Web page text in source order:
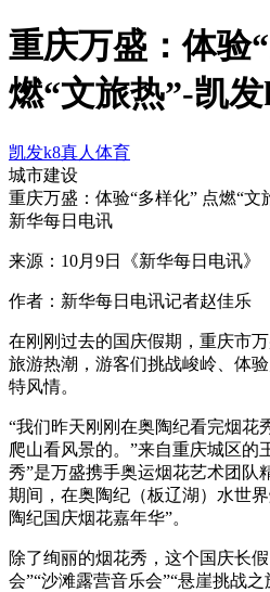
重庆万盛：体验
燃“文旅热”-凯
凯发k8真人体育
城市建设
重庆万盛：体验“多样化” 点燃“文
新华每日电讯
来源：10月9日《新华每日电讯》
作者：新华每日电讯记者赵佳乐
在刚刚过去的国庆假期，重庆市
旅游热潮，游客们挑战峻岭、体
特风情。
“我们昨天刚刚在奥陶纪看完烟花
爬山看风景的。”来自重庆城区的
秀”是万盛携手奥运烟花艺术团队
期间，在奥陶纪（板辽湖）水世
陶纪国庆烟花嘉年华”。
除了绚丽的烟花秀，这个国庆长
会”“沙滩露营音乐会”“悬崖挑战